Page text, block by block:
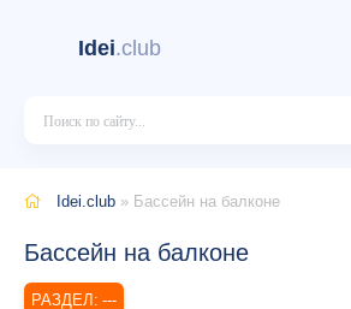
Idei.club
Idei.club » Бассейн на балконе
Бассейн на балконе
---